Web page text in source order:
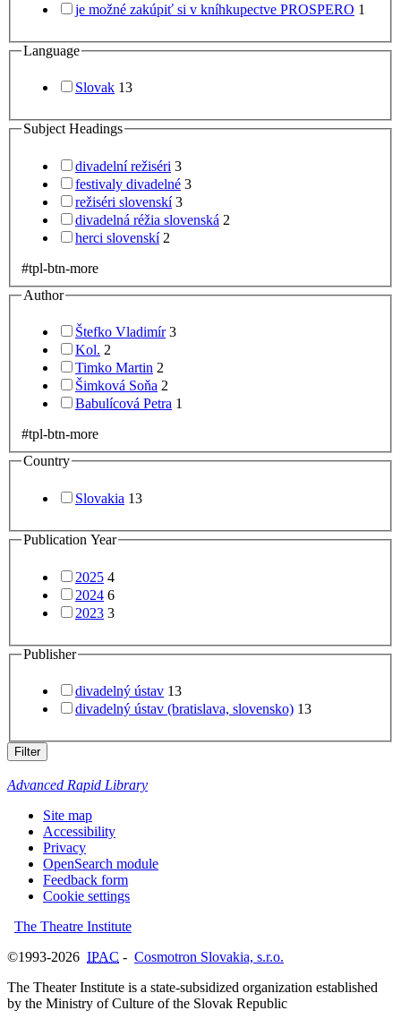
je možné zakúpiť si v kníhkupectve PROSPERO 1
Language
Slovak 13
Subject Headings
divadelní režiséri 3
festivaly divadelné 3
režiséri slovenskí 3
divadelná réžia slovenská 2
herci slovenskí 2
#tpl-btn-more
Author
Štefko Vladimír 3
Kol. 2
Timko Martin 2
Šimková Soňa 2
Babulícová Petra 1
#tpl-btn-more
Country
Slovakia 13
Publication Year
2025 4
2024 6
2023 3
Publisher
divadelný ústav 13
divadelný ústav (bratislava, slovensko) 13
Filter
Advanced Rapid Library
Site map
Accessibility
Privacy
OpenSearch module
Feedback form
Cookie settings
The Theatre Institute
©1993-2026 IPAC - Cosmotron Slovakia, s.r.o.
The Theater Institute is a state-subsidized organization established
by the Ministry of Culture of the Slovak Republic